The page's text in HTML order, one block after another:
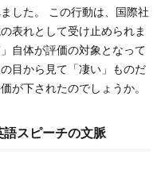
としての「サバイバル」では
語
した。 この行動は、国際社
表れとして受け止められま
自体が評価の対象となって
目から見て「凄い」ものだ
が下されたのでしょうか。
語スピーチの文脈